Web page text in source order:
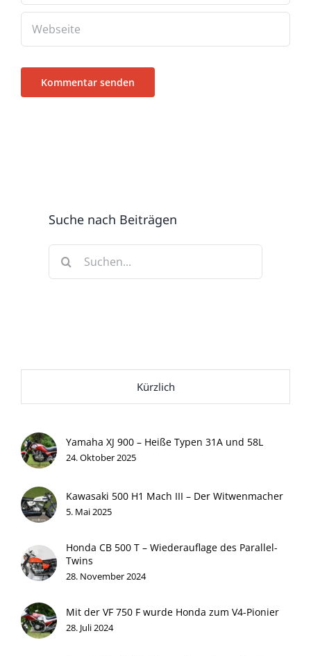
Suche nach Beiträgen
nach:
Kürzlich
Yamaha XJ 900 – Heiße Typen 31A und 58L
24. Oktober 2025
Kawasaki 500 H1 Mach III – Der Witwenmacher
5. Mai 2025
Honda CB 500 T – Wiederauflage des Parallel-
Twins
28. November 2024
Mit der VF 750 F wurde Honda zum V4-Pionier
28. Juli 2024